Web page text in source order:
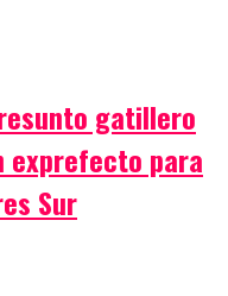
gatillero
exprefecto para
Sur